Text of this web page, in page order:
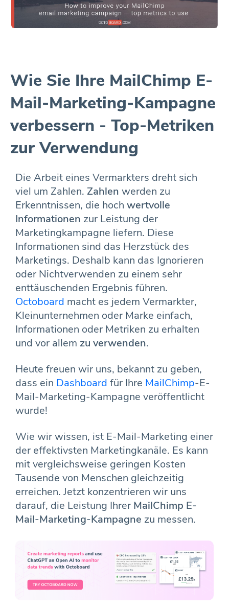
Wie Sie Ihre MailChimp E-
Mail-Marketing-Kampagne
verbessern - Top-Metriken
zur Verwendung
Die Arbeit eines Vermarkters dreht sich
viel um Zahlen. Zahlen werden zu
Erkenntnissen, die hoch wertvolle
Informationen zur Leistung der
Marketingkampagne liefern. Diese
Informationen sind das Herzstück des
Marketings. Deshalb kann das Ignorieren
oder Nichtverwenden zu einem sehr
enttäuschenden Ergebnis führen.
Octoboard macht es jedem Vermarkter,
Kleinunternehmen oder Marke einfach,
Informationen oder Metriken zu erhalten
und vor allem zu verwenden.
Heute freuen wir uns, bekannt zu geben,
dass ein Dashboard für Ihre MailChimp-E-
Mail-Marketing-Kampagne veröffentlicht
wurde!
Wie wir wissen, ist E-Mail-Marketing einer
der effektivsten Marketingkanäle. Es kann
mit vergleichsweise geringen Kosten
Tausende von Menschen gleichzeitig
erreichen. Jetzt konzentrieren wir uns
darauf, die Leistung Ihrer MailChimp E-
Mail-Marketing-Kampagne zu messen.